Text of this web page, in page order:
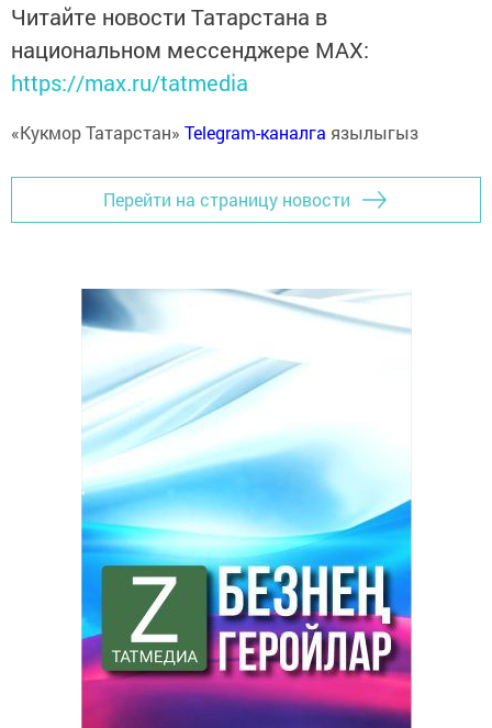
Читайте новости Татарстана в
национальном мессенджере MАХ:
https://max.ru/tatmedia
«Кукмор Татарстан» Telegram-каналга язылыгыз
Перейти на страницу новости